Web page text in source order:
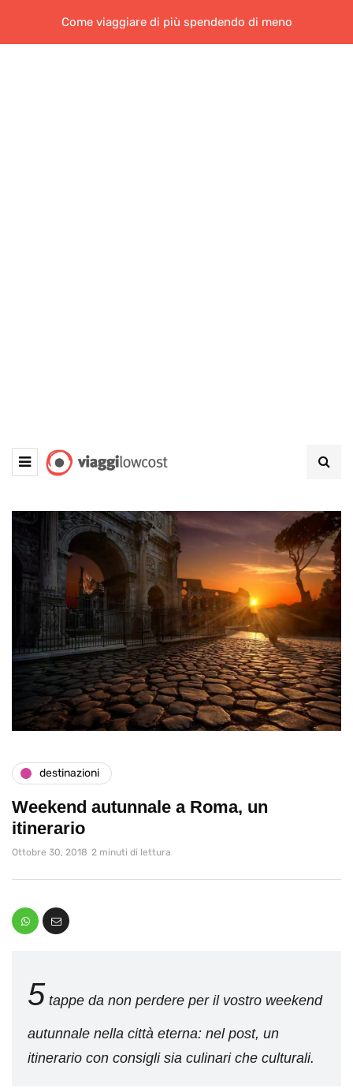
Come viaggiare di più spendendo di meno
destinazioni
Weekend autunnale a Roma, un
itinerario
Ottobre 30, 2018 2 minuti di lettura
5 tappe da non perdere per il vostro weekend
autunnale nella città eterna: nel post, un
itinerario con consigli sia culinari che culturali.